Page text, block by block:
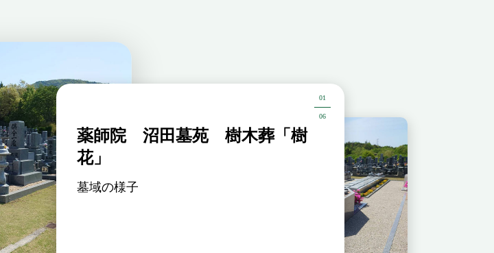
薬師院 沼田墓苑 樹木葬「樹
花」
墓域の様子
01
06
薬師院 沼田墓
花」
樹木葬「華」